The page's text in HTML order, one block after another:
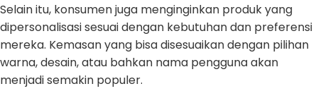
Selain itu, konsumen juga menginginkan produk yang
dipersonalisasi sesuai dengan kebutuhan dan preferensi
mereka. Kemasan yang bisa disesuaikan dengan pilihan
warna, desain, atau bahkan nama pengguna akan
menjadi semakin populer.